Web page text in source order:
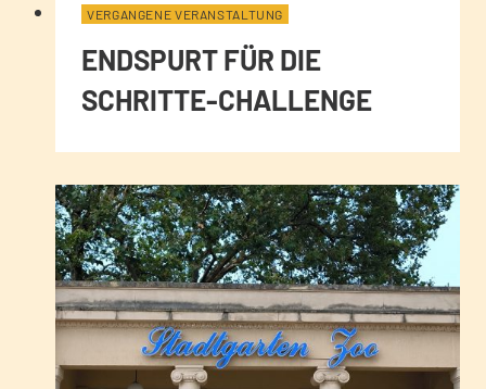
VERGANGENE VERANSTALTUNG
ENDSPURT FÜR DIE
SCHRITTE-CHALLENGE